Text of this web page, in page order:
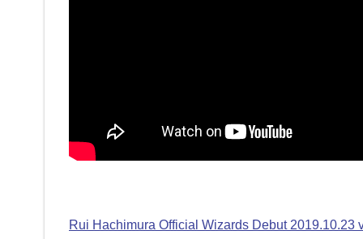
Rui Hachimura Official Wizards Debut 2019.10.23